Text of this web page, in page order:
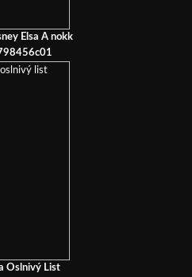
Elsa A nokk
Oslnivý List